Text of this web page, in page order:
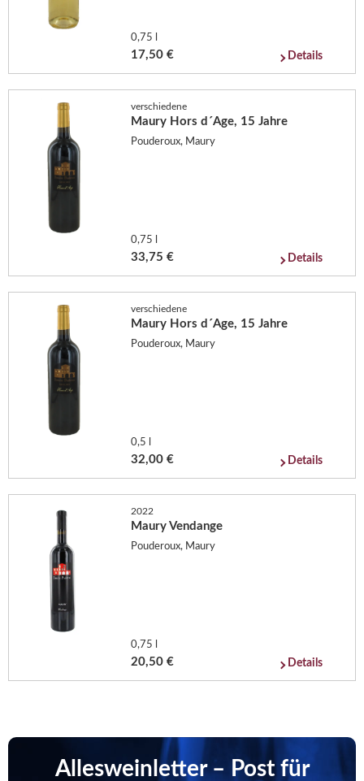
0,75 l
17,50 € Details
verschiedene
Maury Hors d´Age, 15 Jahre
Pouderoux, Maury
0,75 l
33,75 € Details
verschiedene
Maury Hors d´Age, 15 Jahre
Pouderoux, Maury
0,5 l
32,00 € Details
2022
Maury Vendange
Pouderoux, Maury
0,75 l
20,50 € Details
Allesweinletter – Post für